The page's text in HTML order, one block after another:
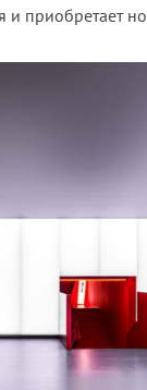
и приобретает